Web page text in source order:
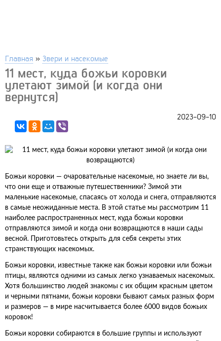
Главная » Звери и насекомые
11 мест, куда божьи коровки
улетают зимой (и когда они
вернутся)
2023-09-10
Божьи коровки — очаровательные насекомые, но знаете ли вы,
что они еще и отважные путешественники? Зимой эти
маленькие насекомые, спасаясь от холода и снега, отправляются
в самые неожиданные места. В этой статье мы рассмотрим 11
наиболее распространенных мест, куда божьи коровки
отправляются зимой и когда они возвращаются в наши сады
весной. Приготовьтесь открыть для себя секреты этих
странствующих насекомых.
Божьи коровки, известные также как божьи коровки или божьи
птицы, являются одними из самых легко узнаваемых насекомых.
Хотя большинство людей знакомы с их общим красным цветом
и черными пятнами, божьи коровки бывают самых разных форм
и размеров — в мире насчитывается более 6000 видов божьих
коровок!
Божьи коровки собираются в большие группы и используют